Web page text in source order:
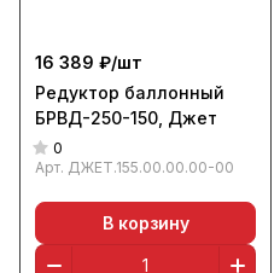
16 389 ₽/шт
Редуктор баллонный
БРВД-250-150, Джет
0
Арт. ДЖЕТ.155.00.00.00-00
В корзину